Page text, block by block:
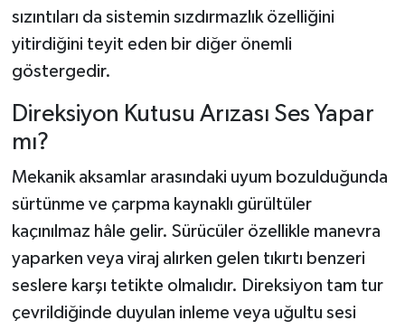
sızıntıları da sistemin sızdırmazlık özelliğini
yitirdiğini teyit eden bir diğer önemli
göstergedir.
Direksiyon Kutusu Arızası Ses Yapar
mı?
Mekanik aksamlar arasındaki uyum bozulduğunda
sürtünme ve çarpma kaynaklı gürültüler
kaçınılmaz hâle gelir. Sürücüler özellikle manevra
yaparken veya viraj alırken gelen tıkırtı benzeri
seslere karşı tetikte olmalıdır. Direksiyon tam tur
çevrildiğinde duyulan inleme veya uğultu sesi